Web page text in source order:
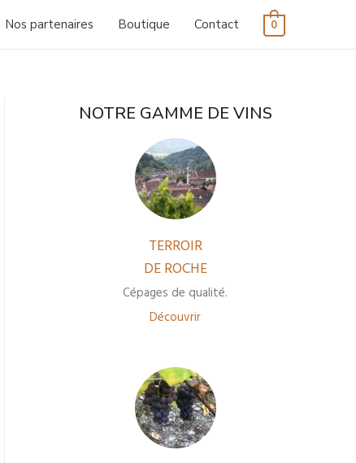
Nos partenaires Boutique Contact 0
NOTRE GAMME DE VINS
TERROIR
DE ROCHE
Cépages de qualité.
Découvrir